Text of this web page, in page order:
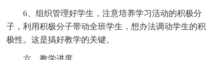
6、组织管理好学生，注意培养学习活动的积极分
子，利用积极分子带动全班学生，想办法调动学生的积
极性。这是搞好教学的关键。